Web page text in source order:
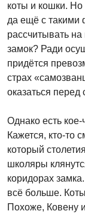
коты и кошки.
да ещё с такими
рассчитывать
замок? Ради
придётся
страх
оказаться
Однако есть
Кажется, кто-то
который
школяры
коридорах
всё больше.
Похоже, Ковену